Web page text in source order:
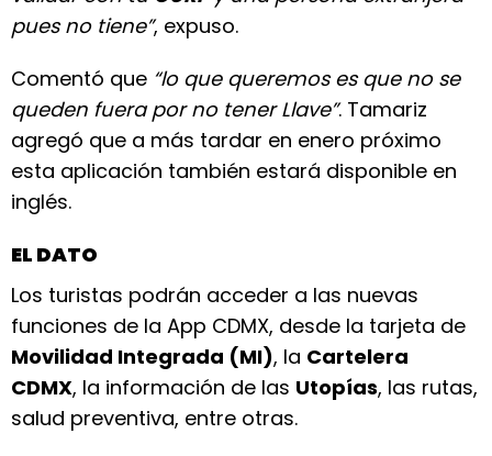
pues no tiene”, expuso.
Comentó que “lo que queremos es que no se
queden fuera por no tener Llave”. Tamariz
agregó que a más tardar en enero próximo
esta aplicación también estará disponible en
inglés.
EL DATO
Los turistas podrán acceder a las nuevas
funciones de la App CDMX, desde la tarjeta de
Movilidad Integrada (MI), la Cartelera
CDMX, la información de las Utopías, las rutas,
salud preventiva, entre otras.